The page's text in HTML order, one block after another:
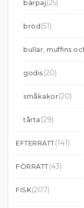
bärpaj(25)
bröd(51)
bullar, muffins
godis(20)
småkakor(20)
tårta (29)
EFTERRÄTT(141)
FÖRRÄTT(43)
FISK(207)